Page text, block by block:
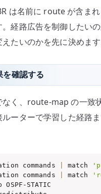
は名前に route が含ま
経路広告を制御したい
たいのかを先に決めます
を確認する
なく、route-map の一致
ーターで学習した経路
commands match
commands
match
STATIC